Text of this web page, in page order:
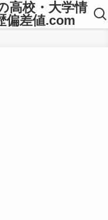
高校・大学情
偏差値.com